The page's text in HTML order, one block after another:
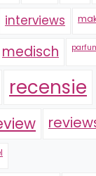
interviews
medisch
recensie